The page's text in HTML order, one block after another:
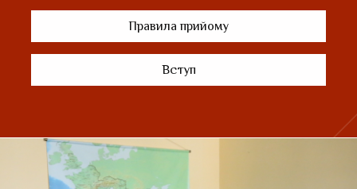
Правила прийому
Вступ